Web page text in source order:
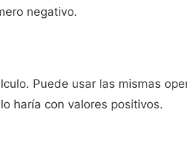
negativo.
Puede usar las mismas
haría con valores positivos.